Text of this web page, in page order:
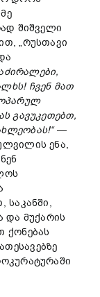
შიშველი
„რუსთავი
ჩვენ მათ
გავუკეთებთ,
—
ენა,
საკანში,
და მუქარის
ქონებას